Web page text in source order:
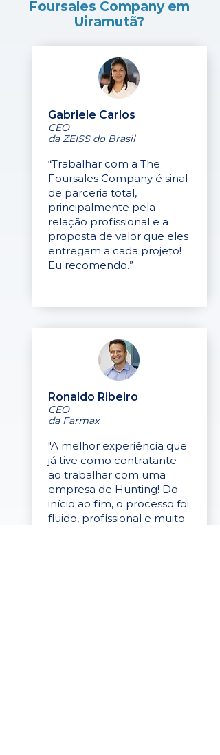
Foursales Company em
Uiramutã?
Gabriele Carlos
CEO
da ZEISS do Brasil
“Trabalhar com a The
Foursales Company é sinal
de parceria total,
principalmente pela
relação profissional e a
proposta de valor que eles
entregam a cada projeto!
Eu recomendo.”
Ronaldo Ribeiro
CEO
da Farmax
"A melhor experiência que
já tive como contratante
ao trabalhar com uma
empresa de Hunting! Do
início ao fim, o processo foi
fluido, profissional e muito